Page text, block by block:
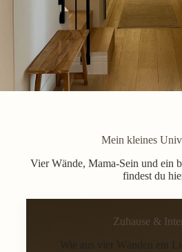
Mein kleines
Vier Wände, Mama-Sein und ein
findest du
Zuhause &
Wie aus vier Wänden ein